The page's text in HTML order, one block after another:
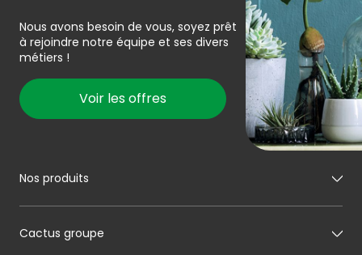
Nous avons besoin de vous, soyez prêt
à rejoindre notre équipe et ses divers
métiers !
Voir les offres
Nos produits
Mon boucher
Cactus groupe